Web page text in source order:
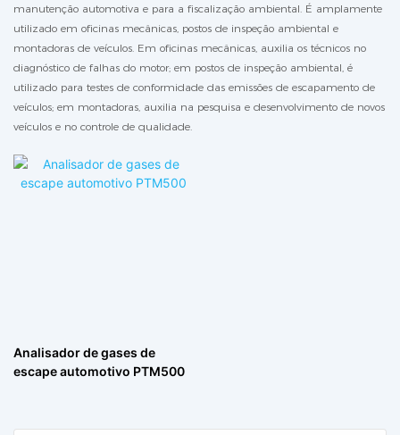
manutenção automotiva e para a fiscalização ambiental. É amplamente
utilizado em oficinas mecânicas, postos de inspeção ambiental e
montadoras de veículos. Em oficinas mecânicas, auxilia os técnicos no
diagnóstico de falhas do motor; em postos de inspeção ambiental, é
utilizado para testes de conformidade das emissões de escapamento de
veículos; em montadoras, auxilia na pesquisa e desenvolvimento de novos
veículos e no controle de qualidade.
Analisador de gases de
escape automotivo PTM500